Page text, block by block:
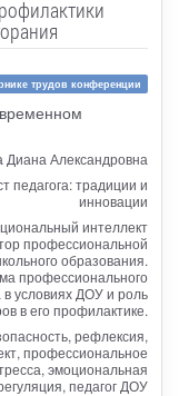
трудов конференции
Диана Александровна
педагога: традиции и
инновации
интеллект
профессиональной
образования.
профессионального
условиях ДОУ и роль
в его профилактике.
рефлексия,
профессиональное
эмоциональная
педагог ДОУ